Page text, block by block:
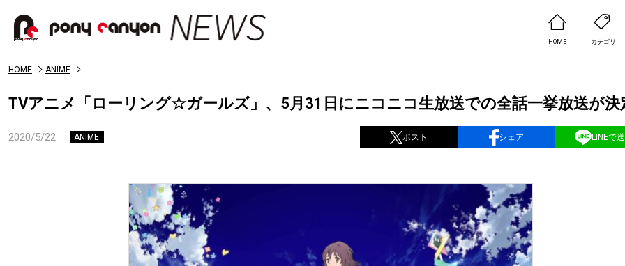
HOME カテゴリ
HOME ANIME
TVアニメ「ローリング☆ガールズ」、5月31日にニコニコ生放送での全話一挙放送が決
2020/5/22 ANIME ポスト シェア LINEで